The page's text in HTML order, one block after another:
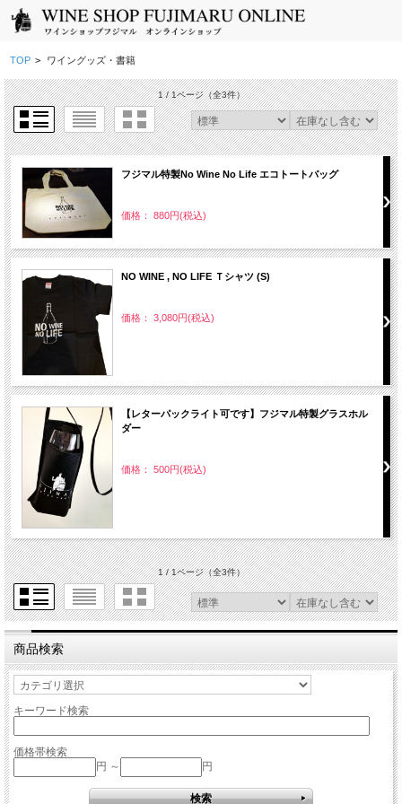
TOP > ワイングッズ・書籍
1 / 1ページ（全3件）
フジマル特製No Wine No Life エコトートバッグ
価格： 880円(税込)
NO WINE , NO LIFE Ｔシャツ (S)
価格： 3,080円(税込)
【レターパックライト可です】フジマル特製グラスホル
ダー
価格： 500円(税込)
1 / 1ページ（全3件）
商品検索
キーワード検索
価格帯検索
円 ～
円